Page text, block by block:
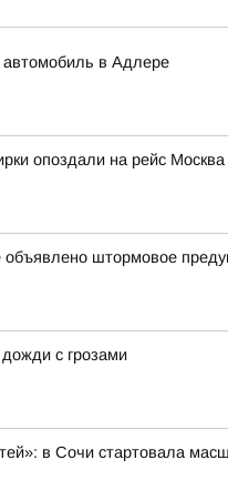
в Адлере
опоздали на рейс
штормовое
с грозами
в Сочи стартовала